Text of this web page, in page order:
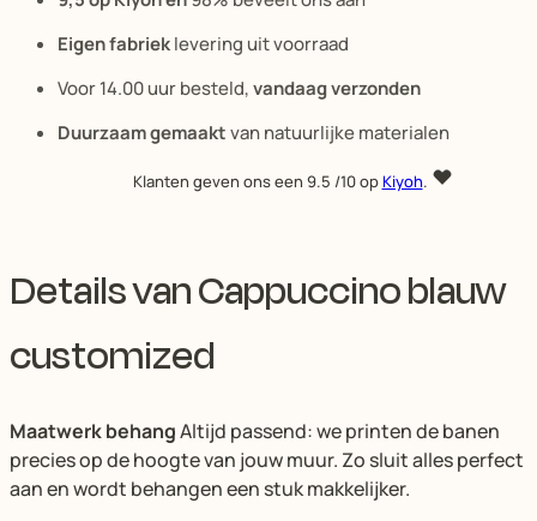
Eigen fabrieklevering uit voorraad
Voor 14.00 uur besteld,vandaag verzonden
Duurzaam gemaaktvan natuurlijke materialen
Klanten geven ons een 9.5 /10 opKiyoh.
Details van Cappuccino blauw
customized
Maatwerk behangAltijd passend: we printen de banen
precies op de hoogte van jouw muur. Zo sluit alles perfect
aan en wordt behangen een stuk makkelijker.